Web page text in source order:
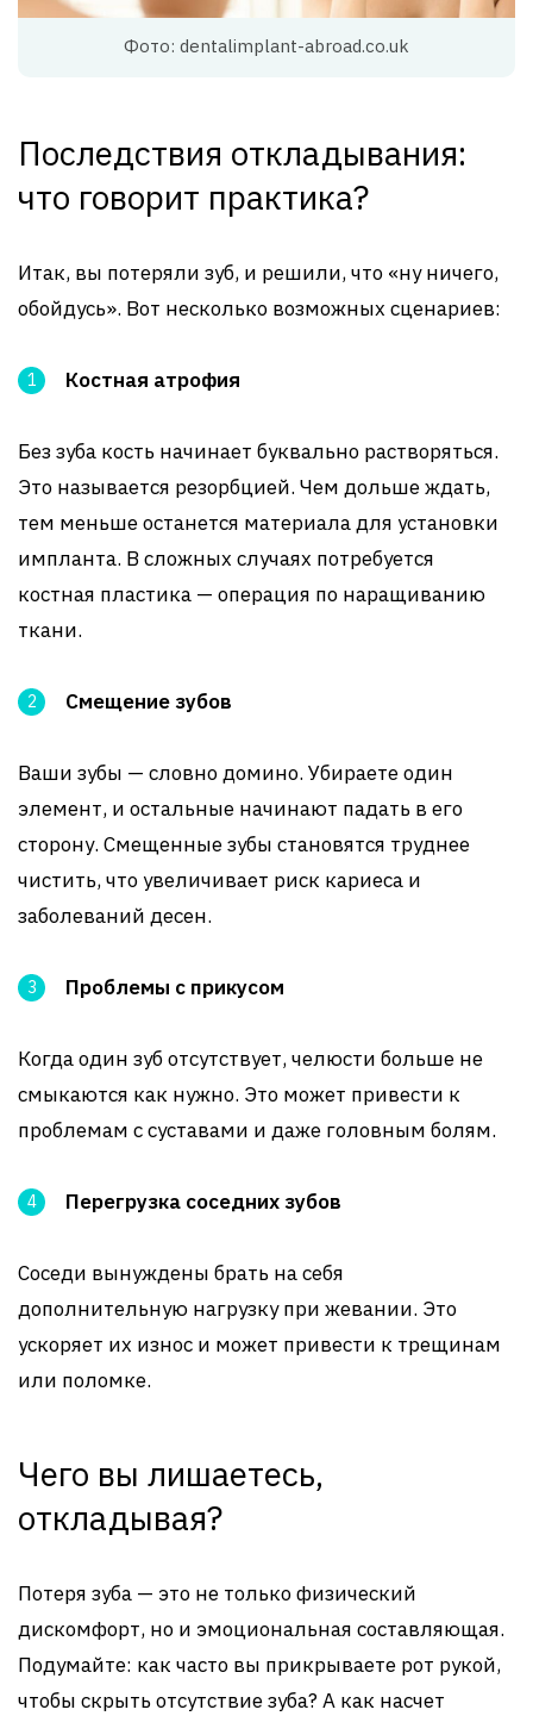
Фото: dentalimplant-abroad.co.uk
Последствия откладывания:
что говорит практика?
Итак, вы потеряли зуб, и решили, что «ну ничего,
обойдусь». Вот несколько возможных сценариев:
Костная атрофия
Без зуба кость начинает буквально растворяться.
Это называется резорбцией. Чем дольше ждать,
тем меньше останется материала для установки
импланта. В сложных случаях потребуется
костная пластика — операция по наращиванию
ткани.
Смещение зубов
Ваши зубы — словно домино. Убираете один
элемент, и остальные начинают падать в его
сторону. Смещенные зубы становятся труднее
чистить, что увеличивает риск кариеса и
заболеваний десен.
Проблемы с прикусом
Когда один зуб отсутствует, челюсти больше не
смыкаются как нужно. Это может привести к
проблемам с суставами и даже головным болям.
Перегрузка соседних зубов
Соседи вынуждены брать на себя
дополнительную нагрузку при жевании. Это
ускоряет их износ и может привести к трещинам
или поломке.
Чего вы лишаетесь,
откладывая?
Потеря зуба — это не только физический
дискомфорт, но и эмоциональная составляющая.
Подумайте: как часто вы прикрываете рот рукой,
чтобы скрыть отсутствие зуба? А как насчет